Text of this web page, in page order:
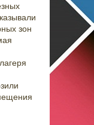
зон